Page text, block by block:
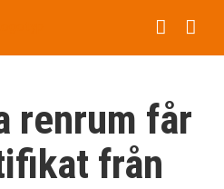
renrum får
från